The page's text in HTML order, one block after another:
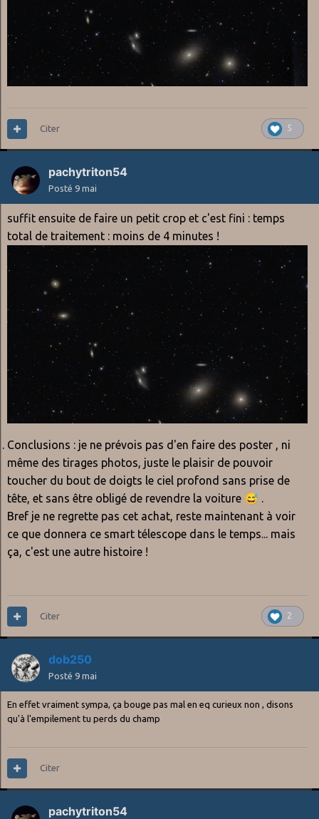
5
Citer
pachytriton54
Posté 9 mai
suffit ensuite de faire un petit crop et c'est fini : temps
total de traitement : moins de 4 minutes !
Conclusions : je ne prévois pas d'en faire des poster , ni
même des tirages photos, juste le plaisir de pouvoir
toucher du bout de doigts le ciel profond sans prise de
tête, et sans être obligé de revendre la voiture 😅 .
Bref je ne regrette pas cet achat, reste maintenant à voir
ce que donnera ce smart télescope dans le temps... mais
ça, c'est une autre histoire !
2
Citer
dob250
Posté 9 mai
En effet vraiment sympa, ça bouge pas mal en eq curieux non , disons
qu'à l'empilement tu perds du champ
Citer
pachytriton54